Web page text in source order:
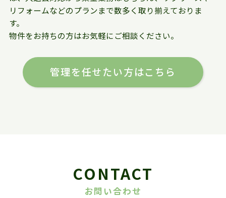
リフォームなどのプランまで数多く取り揃えておりま
す。
物件をお持ちの方はお気軽にご相談ください。
管理を任せたい方はこちら
CONTACT
お問い合わせ